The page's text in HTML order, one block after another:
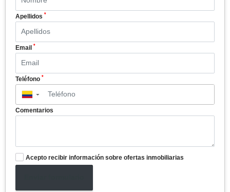
Apellidos *
Email *
Teléfono *
▼
Comentarios
Acepto recibir información sobre ofertas inmobiliarias